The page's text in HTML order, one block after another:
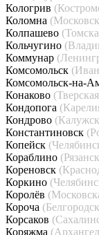
Кологрив
Коломна
Колпашево
Кольчугино
Коммунар
Комсомольск
Комсомольск-на-
Конаково
Кондопога
Кондрово
Константиновск
Копейск
Кораблино
Кореновск
Коркино
Королёв
Короча
Корсаков
Коряжма